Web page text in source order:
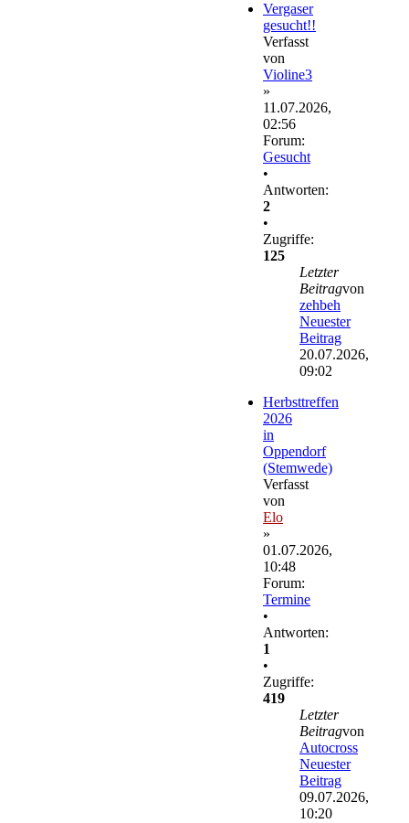
Vergaser
gesucht!!
Verfasst
von
Violine3
»
11.07.2026,
02:56
Forum:
Gesucht
•
Antworten:
2
•
Zugriffe:
125
Letzter
Beitragvon
zehbeh
Neuester
Beitrag
20.07.2026,
09:02
Herbsttreffen
2026
in
Oppendorf
(Stemwede)
Verfasst
von
Elo
»
01.07.2026,
10:48
Forum:
Termine
•
Antworten:
1
•
Zugriffe:
419
Letzter
Beitragvon
Autocross
Neuester
Beitrag
09.07.2026,
10:20